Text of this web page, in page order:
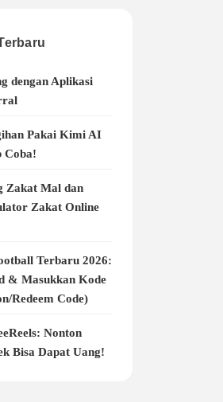
dengan Aplikasi
Pakai Kimi AI
Coba!
Zakat Mal dan
Zakat Online
Terbaru 2026:
& Masukkan Kode
Redeem Code)
Nonton
Bisa Dapat Uang!